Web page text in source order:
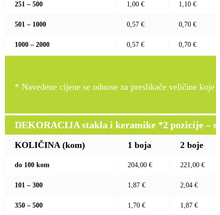
251 – 500 1,00 € 1,10 €
501 – 1000 0,57 € 0,70 €
1000 – 2000 0,57 € 0,70 €
* Navedene cijene se odnose za preslikače veličine
DEKORACIJA stakla i keramike *2 pozicije –
KOLIČINA (kom) 1 boja 2 boje
do 100 kom 204,00 € 221,00 €
101 – 300 1,87 € 2,04 €
350 – 500 1,70 € 1,87 €